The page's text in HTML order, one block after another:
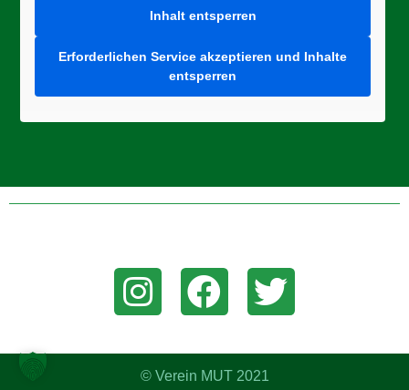
Inhalt entsperren
Erforderlichen Service akzeptieren und Inhalte
entsperren
© Verein MUT 2021